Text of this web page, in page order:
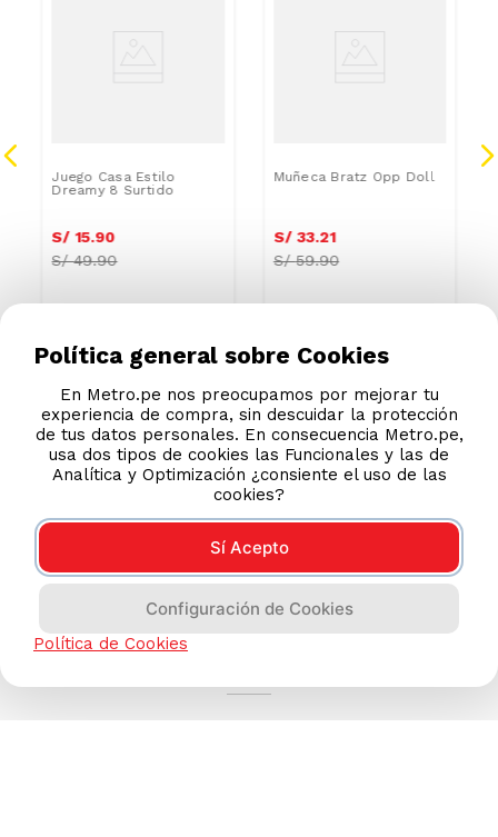
Juego Casa Estilo
Dreamy 8 Surtido
S/ 15.90
S/49.90
Muñeca Bratz Opp Doll
S/ 33.21
S/59.90
Política general sobre Cookies
En Metro.pe nos preocupamos por mejorar tu
experiencia de compra, sin descuidar la protección
de tus datos personales. En consecuencia Metro.pe,
usa dos tipos de cookies las Funcionales y las de
Analítica y Optimización ¿consiente el uso de las
cookies?
Sí Acepto
Configuración de Cookies
Política de Cookies